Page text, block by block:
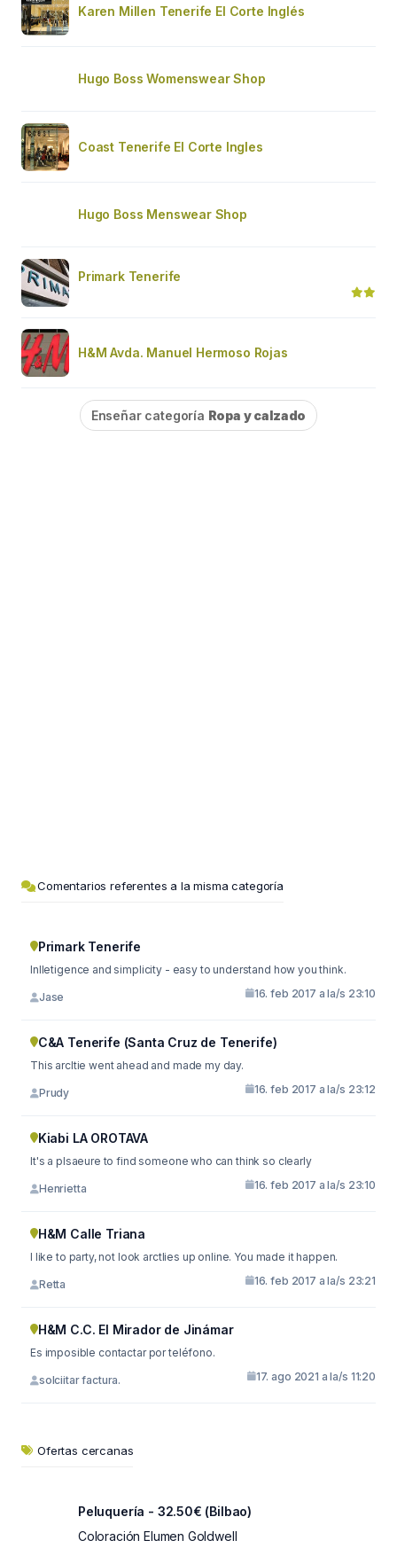
Karen Millen Tenerife El Corte Inglés
Hugo Boss Womenswear Shop
Coast Tenerife El Corte Ingles
Hugo Boss Menswear Shop
Primark Tenerife
H&M Avda. Manuel Hermoso Rojas
Enseñar categoría Ropa y calzado
Comentarios referentes a la misma categoría
Primark Tenerife
Inlletigence and simplicity - easy to understand how you think.
Jase 16. feb 2017 a la/s 23:10
C&A Tenerife (Santa Cruz de Tenerife)
This arcltie went ahead and made my day.
Prudy 16. feb 2017 a la/s 23:12
Kiabi LA OROTAVA
It's a plsaeure to find someone who can think so clearly
Henrietta 16. feb 2017 a la/s 23:10
H&M Calle Triana
I like to party, not look arctlies up online. You made it happen.
Retta 16. feb 2017 a la/s 23:21
H&M C.C. El Mirador de Jinámar
Es imposible contactar por teléfono.
solciitar factura. 17. ago 2021 a la/s 11:20
Ofertas cercanas
Peluquería - 32.50€ (Bilbao)
Coloración Elumen Goldwell